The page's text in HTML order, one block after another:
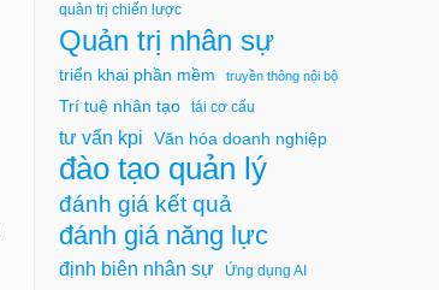
quản trị chiến lược
Quản trị nhân sự
triển khai phần mềm truyền thông nội bộ
Trí tuệ nhân tạo tái cơ cấu
tư vấn kpi Văn hóa doanh nghiệp
đào tạo quản lý
đánh giá kết quả
đánh giá năng lực
định biên nhân sự Ứng dụng AI